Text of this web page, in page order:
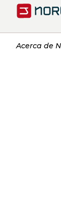
Acerca de